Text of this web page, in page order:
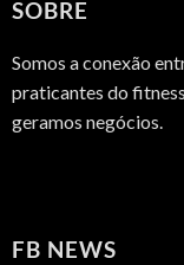
SOBRE
Somos a conexão
praticantes do
geramos negócios.
FB NEWS